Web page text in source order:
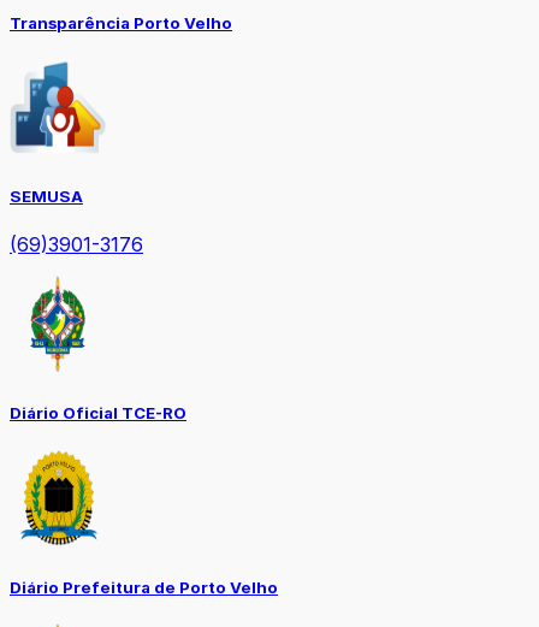
Transparência Porto Velho
SEMUSA
(69)3901-3176
Diário Oficial TCE-RO
Diário Prefeitura de Porto Velho